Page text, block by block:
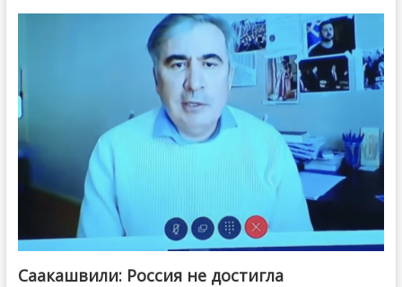
Саакашвили: Россия не достигла